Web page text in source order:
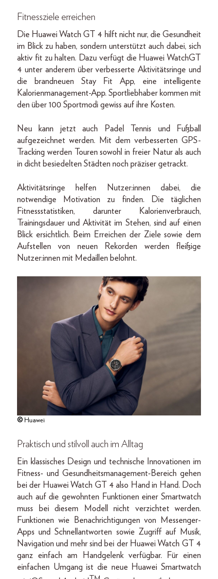
Fitnessziele erreichen
Die Huawei Watch GT 4 hilft nicht nur, die Gesundheit
im Blick zu haben, sondern unterstützt auch dabei, sich
aktiv fit zu halten. Dazu verfügt die Huawei WatchGT
4 unter anderem über verbesserte Aktivitätsringe und
die brandneuen Stay Fit App, eine intelligente
Kalorienmanagement-App. Sportliebhaber kommen mit
den über 100 Sportmodi gewiss auf ihre Kosten.
Neu kann jetzt auch Padel Tennis und Fußball
aufgezeichnet werden. Mit dem verbesserten GPS-
Tracking werden Touren sowohl in freier Natur als auch
in dicht besiedelten Städten noch präziser getrackt.
Aktivitätsringe helfen Nutzer:innen dabei, die
notwendige Motivation zu finden. Die täglichen
Fitnessstatistiken, darunter Kalorienverbrauch,
Trainingsdauer und Aktivität im Stehen, sind auf einen
Blick ersichtlich. Beim Erreichen der Ziele sowie dem
Aufstellen von neuen Rekorden werden fleißige
Nutzer:innen mit Medaillen belohnt.
© Huawei
Praktisch und stilvoll auch im Alltag
Ein klassisches Design und technische Innovationen im
Fitness- und Gesundheitsmanagement-Bereich gehen
bei der Huawei Watch GT 4 also Hand in Hand. Doch
auch auf die gewohnten Funktionen einer Smartwatch
muss bei diesem Modell nicht verzichtet werden.
Funktionen wie Benachrichtigungen von Messenger-
Apps und Schnellantworten sowie Zugriff auf Musik,
Navigation und mehr sind bei der Huawei Watch GT 4
ganz einfach am Handgelenk verfügbar. Für einen
einfachen Umgang ist die neue Huawei Smartwatch